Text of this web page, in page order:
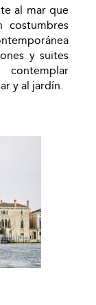
al mar que
costumbres
y suites
y al jardín.